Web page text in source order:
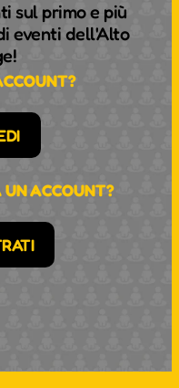
sul primo e più
eventi dell'Alto
ACCOUNT?